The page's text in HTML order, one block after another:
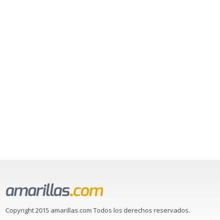
Copyright 2015 amarillas.com Todos los derechos reservados.